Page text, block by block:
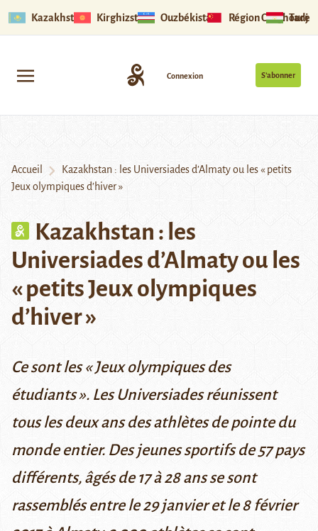
Kazakhstan Kirghizstan Ouzbékistan Région Ouïghoure
S’abonner
Connexion
Accueil
Kazakhstan : les Universiades d’Almaty ou les « petits
Jeux olympiques d’hiver »
Kazakhstan : les
Universiades d’Almaty ou les
« petits Jeux olympiques
d’hiver »
Ce sont les « Jeux olympiques des
étudiants ». Les Universiades réunissent
tous les deux ans des athlètes de pointe du
monde entier. Des jeunes sportifs de 57 pays
différents, âgés de 17 à 28 ans se sont
rassemblés entre le 29 janvier et le 8 février